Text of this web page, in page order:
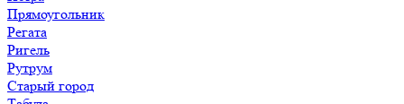
Прямоугольник
Регата
Ригель
Рутрум
Старый город